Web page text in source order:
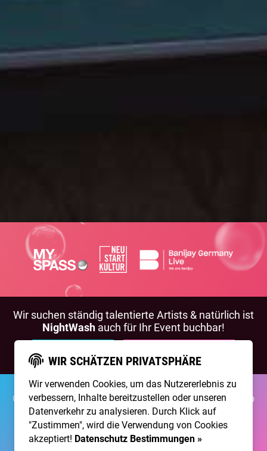
Wir suchen ständig talentierte Artists & natürlich ist
NightWash auch für Ihr Event buchbar!
©2026 Brainpool LiveÜber UnsKontaktMembership
ImpressumDatenschutz
Erstellt mit von 300 Design
WIR SCHÄTZEN PRIVATSPHÄRE
Wir verwenden Cookies, um das Nutzererlebnis zu
verbessern, Inhalte bereitzustellen oder unseren
Datenverkehr zu analysieren. Durch Klick auf
"Zustimmen", wird die Verwendung von Cookies
akzeptiert! Datenschutz Bestimmungen »